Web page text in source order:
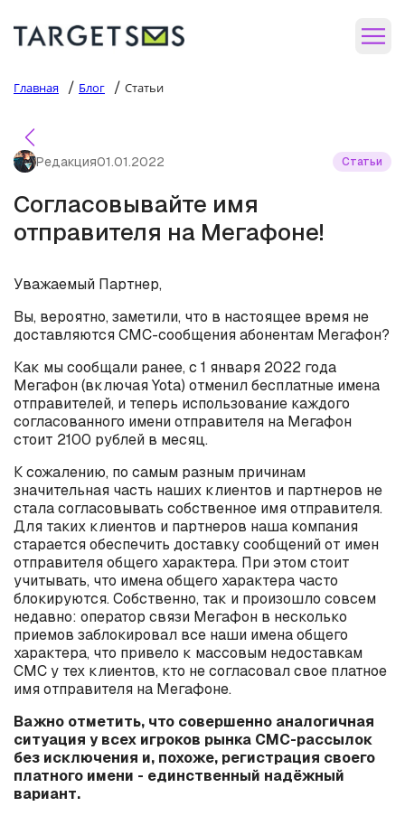
Главная / Блог / Статьи
Редакция01.01.2022 Статьи
Согласовывайте имя
отправителя на Мегафоне!
Уважаемый Партнер,
Вы, вероятно, заметили, что в настоящее время не
доставляются СМС-сообщения абонентам Мегафон?
Как мы сообщали ранее, с 1 января 2022 года
Мегафон (включая Yota) отменил бесплатные имена
отправителей, и теперь использование каждого
согласованного имени отправителя на Мегафон
стоит 2100 рублей в месяц.
К сожалению, по самым разным причинам
значительная часть наших клиентов и партнеров не
стала согласовывать собственное имя отправителя.
Для таких клиентов и партнеров наша компания
старается обеспечить доставку сообщений от имен
отправителя общего характера. При этом стоит
учитывать, что имена общего характера часто
блокируются. Собственно, так и произошло совсем
недавно: оператор связи Мегафон в несколько
приемов заблокировал все наши имена общего
характера, что привело к массовым недоставкам
СМС у тех клиентов, кто не согласовал свое платное
имя отправителя на Мегафоне.
Важно отметить, что совершенно аналогичная
ситуация у всех игроков рынка СМС-рассылок
без исключения и, похоже, регистрация своего
платного имени - единственный надёжный
вариант.